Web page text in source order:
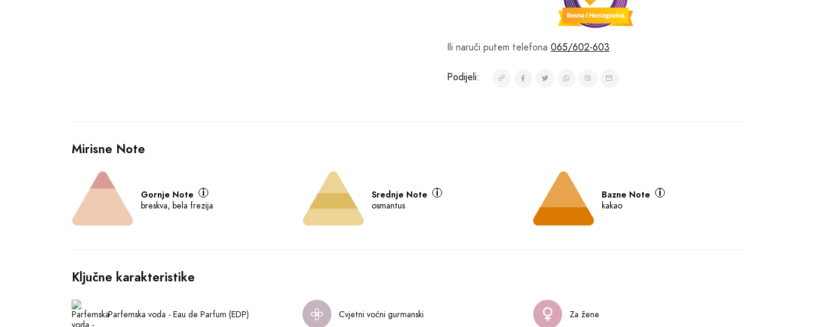
Ili naruči putem telefona 065/602-603
Podijeli:
Mirisne Note
Gornje Note
breskva, bela frezija
Srednje Note
osmantus
Bazne Note
kakao
Ključne karakteristike
Parfemska voda - Eau de Parfum (EDP) Cvjetni voćni gurmanski Za žene